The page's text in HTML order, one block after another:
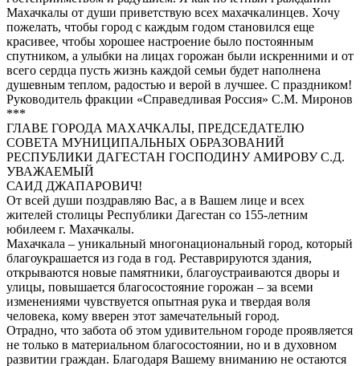
Махачкалы от души приветствую всех махачкалинцев. Хочу
пожелать, чтобы город с каждым годом становился еще
красивее, чтобы хорошее настроение было постоянным
спутником, а улыбки на лицах горожан были искренними и от
всего сердца пусть жизнь каждой семьи будет наполнена
душевным теплом, радостью и верой в лучшее. С праздником!
Руководитель фракции «Справедливая Россия» С.М. Миронов
***
ГЛАВЕ ГОРОДА МАХАЧКАЛЫ, ПРЕДСЕДАТЕЛЮ
СОВЕТА МУНИЦИПАЛЬНЫХ ОБРАЗОВАНИЙ
РЕСПУБЛИКИ ДАГЕСТАН ГОСПОДИНУ АМИРОВУ С.Д.
УВАЖАЕМЫЙ
САИД ДЖАПАРОВИЧ!
От всей души поздравляю Вас, а в Вашем лице и всех
жителей столицы Республики Дагестан со 155-летним
юбилеем г. Махачкалы.
Махачкала – уникальный многонациональный город, который
благоукрашается из года в год. Реставрируются здания,
открываются новые памятники, благоустраиваются дворы и
улицы, повышается благосостояние горожан – за всеми
изменениями чувствуется опытная рука и твердая воля
человека, кому вверен этот замечательный город.
Отрадно, что забота об этом удивительном городе проявляется
не только в материальном благосостоянии, но и в духовном
развитии граждан. Благодаря Вашему вниманию не остаются